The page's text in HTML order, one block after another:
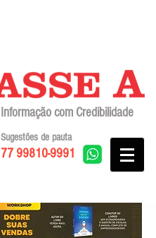
Informação com Credibilidade
77 99810-9991
Sugestões de pauta